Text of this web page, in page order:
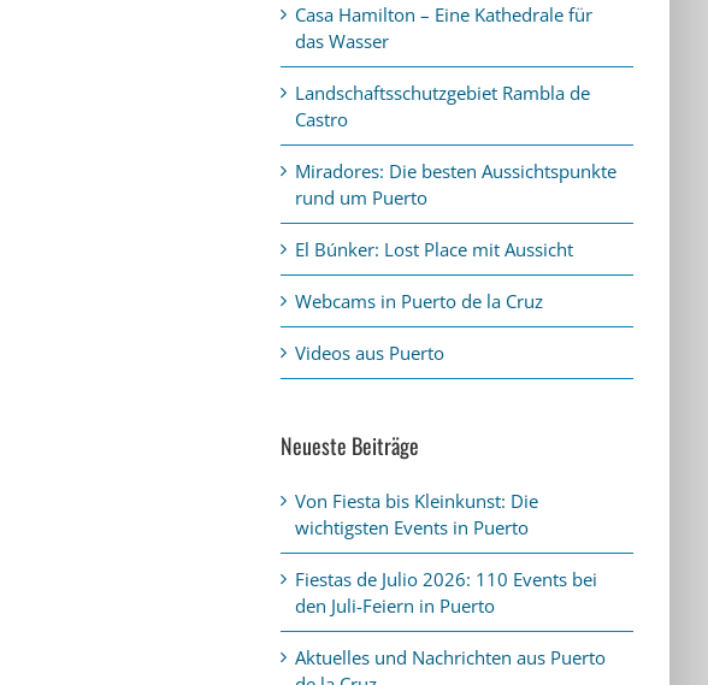
Casa Hamilton – Eine Kathedrale für
das Wasser
Landschaftsschutzgebiet Rambla de
Castro
Miradores: Die besten Aussichtspunkte
rund um Puerto
El Búnker: Lost Place mit Aussicht
Webcams in Puerto de la Cruz
Videos aus Puerto
Neueste Beiträge
Von Fiesta bis Kleinkunst: Die
wichtigsten Events in Puerto
Fiestas de Julio 2026: 110 Events bei
den Juli-Feiern in Puerto
Aktuelles und Nachrichten aus Puerto